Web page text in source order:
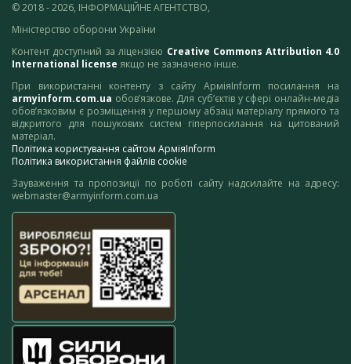
© 2018 - 2026, ІНФОРМАЦІЙНЕ АГЕНТСТВО,
Міністерство оборони України
Контент доступний за ліцензією Creative Commons Attribution 4.0
International license якщо не зазначено інше.
При використанні контенту з сайту АрміяInform посилання на
armyinform.com.ua обов’язкове. Для суб’єктів у сфері онлайн-медіа
обов’язковим є розміщення у першому абзаці матеріалу прямого та
відкритого для пошукових систем гіперпосилання на цитований
матеріал.
Політика користування сайтом АрміяInform
Політика використання файлів cookie
Зауваження та пропозиції по роботі сайту надсилайте на адресу:
webmaster@armyinform.com.ua